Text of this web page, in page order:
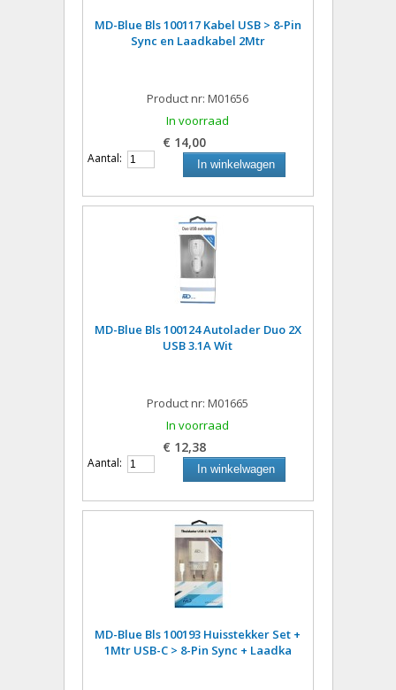
MD-Blue Bls 100117 Kabel USB > 8-Pin
Sync en Laadkabel 2Mtr
Product nr: M01656
In voorraad
€ 14,00
Aantal: In winkelwagen
MD-Blue Bls 100124 Autolader Duo 2X
USB 3.1A Wit
Product nr: M01665
In voorraad
€ 12,38
Aantal: In winkelwagen
MD-Blue Bls 100193 Huisstekker Set +
1Mtr USB-C > 8-Pin Sync + Laadka